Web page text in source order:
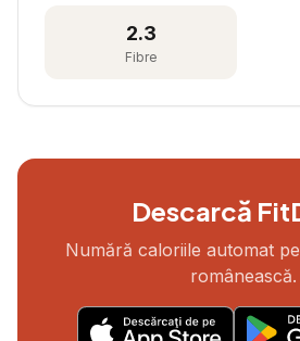
2.3
Fibre
Descarcă
Numără caloriile automat
românească.